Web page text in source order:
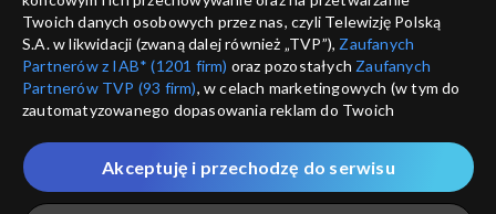
Twoich danych osobowych przez nas, czyli Telewizję Polską
S.A. w likwidacji (zwaną dalej również „TVP”), Zaufanych
Partnerów z IAB* (1201 firm) oraz pozostałych Zaufanych
Partnerów TVP (93 firm), w celach marketingowych (w tym do
zautomatyzowanego dopasowania reklam do Twoich
które wskazujemy poniżej, a także zgody na udostępnianie
przez nas identyfikatora PPID do Google.
Twoje dane osobowe zbierane podczas odwiedzania przez
Akceptuję i przechodzę do serwisu